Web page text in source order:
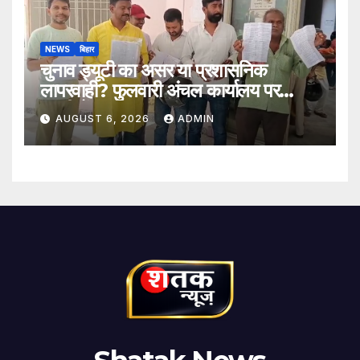
NEWS बिहार
चुनाव ड्यूटी का असर या प्रशासनिक
लापरवाही? फुलवारी अंचल कार्यालय पर
ग्रामीणों का हंगामा
AUGUST 6, 2026 ADMIN